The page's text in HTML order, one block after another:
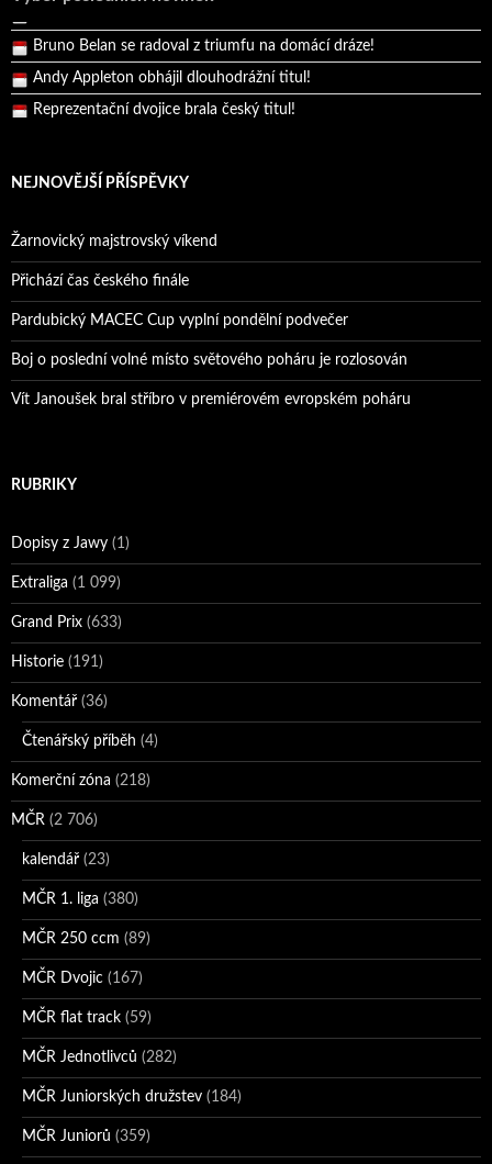
Bruno Belan prožil druhou vítěznou neděli v řadě!
Bruno Belan se radoval z triumfu na domácí dráze!
Andy Appleton obhájil dlouhodrážní titul!
Reprezentační dvojice brala český titul!
NEJNOVĚJŠÍ PŘÍSPĚVKY
Žarnovický majstrovský víkend
Přichází čas českého finále
Pardubický MACEC Cup vyplní pondělní podvečer
Boj o poslední volné místo světového poháru je rozlosován
Vít Janoušek bral stříbro v premiérovém evropském poháru
RUBRIKY
Dopisy z Jawy (1)
Extraliga (1 099)
Grand Prix (633)
Historie (191)
Komentář (36)
Čtenářský příběh (4)
Komerční zóna (218)
MČR (2 706)
kalendář (23)
MČR 1. liga (380)
MČR 250 ccm (89)
MČR Dvojic (167)
MČR flat track (59)
MČR Jednotlivců (282)
MČR Juniorských družstev (184)
MČR Juniorů (359)